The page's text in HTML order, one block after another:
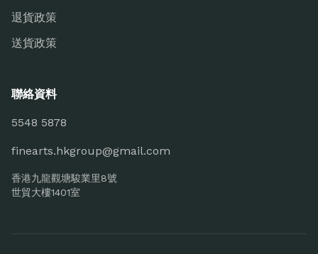
退貨政策
送貨政策
聯絡資料
5548 5878
finearts.hkgroup@gmail.com
香港九龍觀塘駿業里8號
世貿大樓1401室